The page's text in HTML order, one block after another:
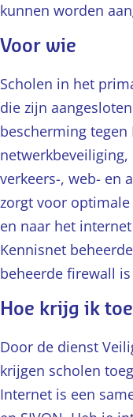
kunnen worden
Voor wie
Scholen in het
die zijn
bescherming tegen
netwerkbeveiliging,
verkeers-, web- en
zorgt voor
en naar het
Kennisnet
beheerde firewall
Hoe krijg ik
Door de dienst
krijgen scholen
Internet is een